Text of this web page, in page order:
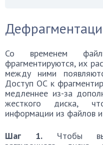
Со временем
фрагментируются, их
между ними
Доступ ОС к
медленнее из-за
жесткого диска,
информации из файлов и
Шаг 1.Чтобы